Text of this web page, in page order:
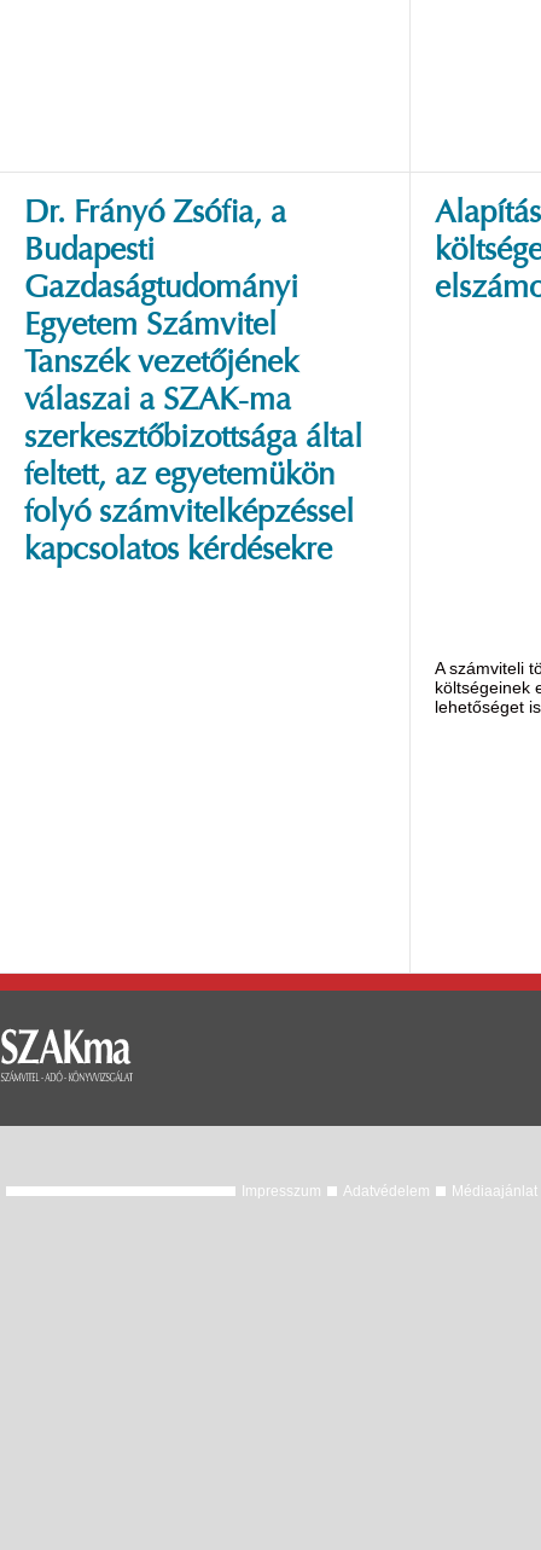
Dr. Frányó Zsófia, a
Budapesti
Gazdaságtudományi
Egyetem Számvitel
Tanszék vezetőjének
válaszai a SZAK-ma
szerkesztőbizottsága által
feltett, az egyetemükön
folyó számvitelképzéssel
kapcsolatos kérdésekre
A számviteli
költségeinek
lehetőséget
Impresszum Adatvédelem Médiaajánlat